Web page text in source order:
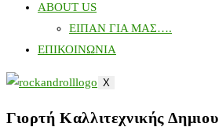
ABOUT US
ΕΙΠΑΝ ΓΙΑ ΜΑΣ….
ΕΠΙΚΟΙΝΩΝΙΑ
X
Γιορτή Καλλιτεχνικής